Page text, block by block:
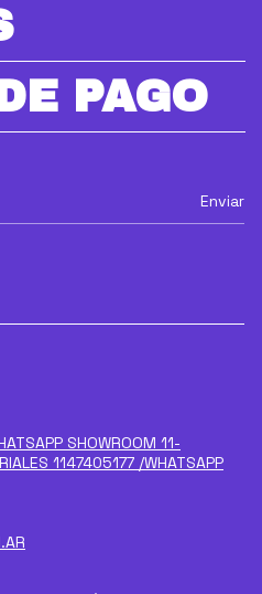
PAGO
SHOWROOM 11-
1147405177 /WHATSAPP